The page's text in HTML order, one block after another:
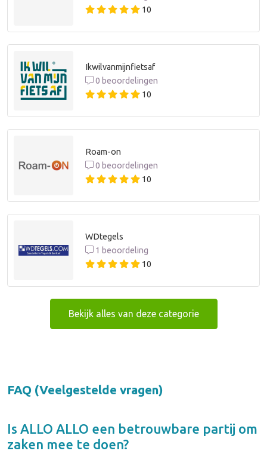
10
Ikwilvanmijnfietsaf
0 beoordelingen
10
Roam-on
0 beoordelingen
10
WDtegels
1 beoordeling
10
Bekijk alles van deze categorie
FAQ (Veelgestelde vragen)
Is ALLO ALLO een betrouwbare partij om
zaken mee te doen?